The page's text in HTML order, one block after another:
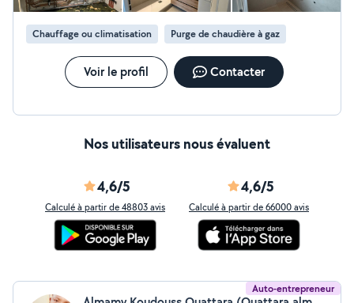
Chauffage ou climatisation Purge de chaudière à gaz
Voir le profil Contacter
Nos utilisateurs nous évaluent
4,6/5
Calculé à partir de 48803 avis
4,6/5
Calculé à partir de 66000 avis
Auto-entrepreneur